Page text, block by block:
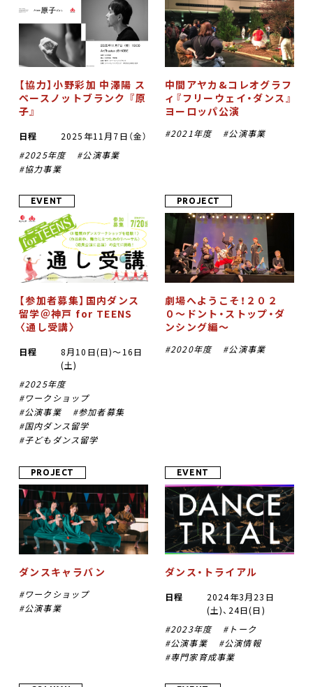
【協力】小野彩加 中澤陽 ス
ペースノットブランク 『原
子』
日程
2025年11月7日（金）
2025年度
公演事業
協力事業
中間アヤカ&コレオグラフ
ィ『フリーウェイ・ダンス』
ヨーロッパ公演
2021年度 公演事業
EVENT
【参加者募集】国内ダンス
留学＠神戸 for TEENS
〈通し受講〉
日程
8月10日(日)〜16日
(土)
2025年度
ワークショップ
公演事業
参加者募集
国内ダンス留学
子どもダンス留学
PROJECT
劇場へようこそ！２０２
０〜ドント・ストップ・ダ
ンシング編〜
2020年度 公演事業
PROJECT
ダンスキャラバン
ワークショップ
公演事業
EVENT
ダンス・トライアル
日程
2024年3月23日
(土)、24日(日)
2023年度
トーク
公演事業
公演情報
専門家育成事業